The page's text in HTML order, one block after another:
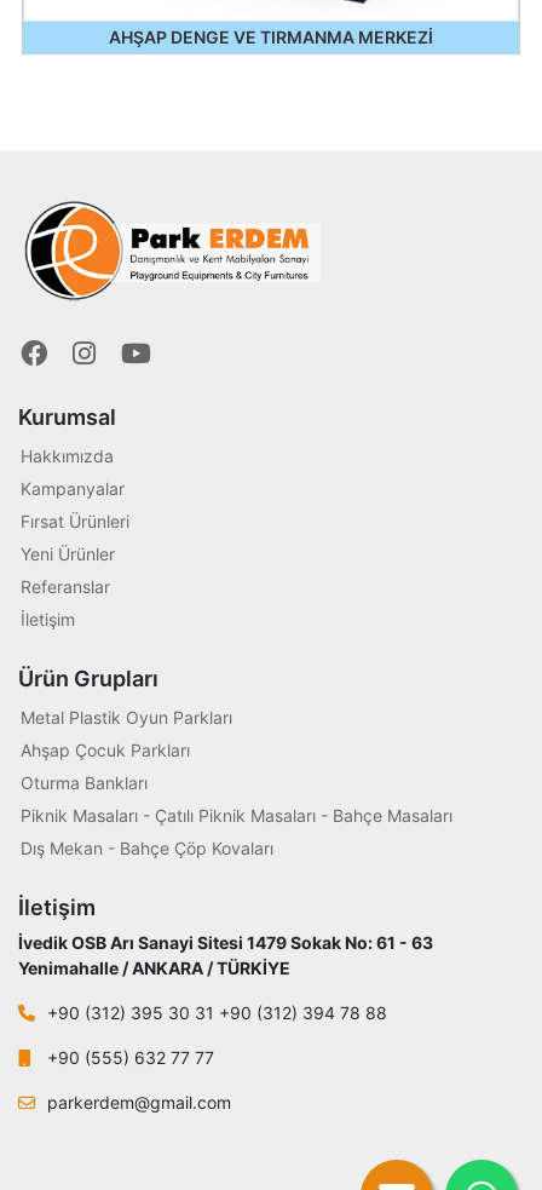
AHŞAP DENGE VE TIRMANMA MERKEZİ
Kurumsal
Hakkımızda
Kampanyalar
Fırsat Ürünleri
Yeni Ürünler
Referanslar
İletişim
Ürün Grupları
Metal Plastik Oyun Parkları
Ahşap Çocuk Parkları
Oturma Bankları
Piknik Masaları - Çatılı Piknik Masaları - Bahçe Masaları
Dış Mekan - Bahçe Çöp Kovaları
İletişim
İvedik OSB Arı Sanayi Sitesi 1479 Sokak No: 61 - 63
Yenimahalle / ANKARA / TÜRKİYE
+90 (312) 395 30 31 +90 (312) 394 78 88
+90 (555) 632 77 77
parkerdem@gmail.com